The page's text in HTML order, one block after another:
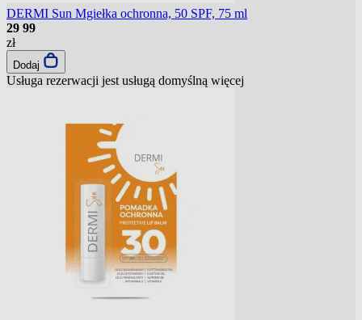
DERMI Sun Mgiełka ochronna, 50 SPF, 75 ml
29 99
zł
Dodaj
Usługa rezerwacji jest usługą domyślną więcej